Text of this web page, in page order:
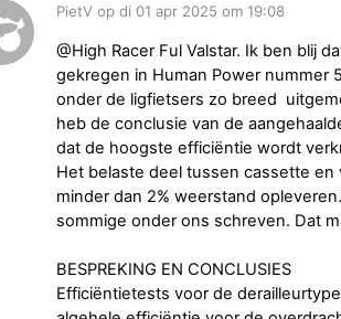
PietV op di 01 apr 2025 om 19:08
@High Racer Ful Valstar. Ik ben blij
gekregen in Human Power nummer
onder de ligfietsers zo breed
heb de conclusie van de
dat de hoogste efficiëntie wordt
Het belaste deel tussen cassette
minder dan 2% weerstand
sommige onder ons schreven. Dat
BESPREKING EN CONCLUSIES
Efficiëntietests voor de